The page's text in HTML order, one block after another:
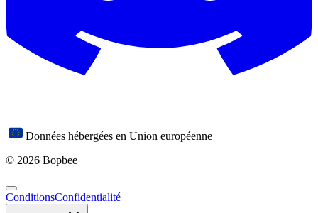
Données hébergées en Union européenne
© 2026 Bopbee
ConditionsConfidentialité